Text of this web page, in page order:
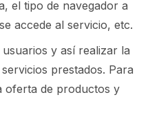
el tipo de navegador a
accede al servicio, etc.
y así realizar la
prestados. Para
oferta de productos y